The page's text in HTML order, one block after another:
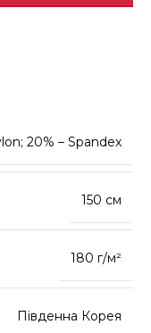
20% – Spandex
150 см
180 г/м²
Південна Корея